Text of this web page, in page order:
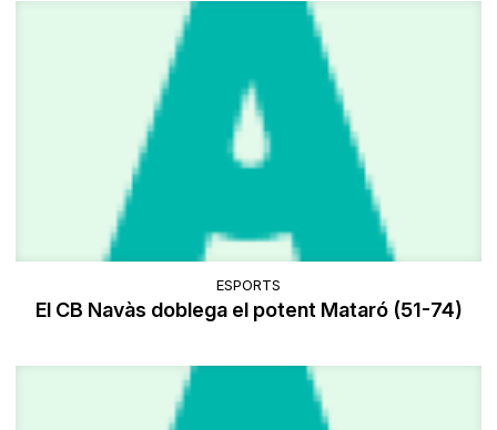
ESPORTS
El CB Navàs doblega el potent Mataró (51-74)